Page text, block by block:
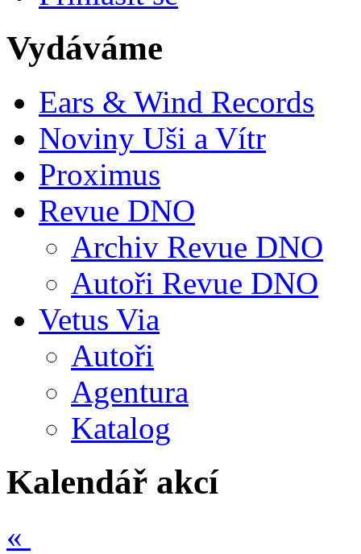
Vydáváme
Ears & Wind Records
Noviny Uši a Vítr
Proximus
Revue DNO
Archiv Revue DNO
Autoři Revue DNO
Vetus Via
Autoři
Agentura
Katalog
Kalendář akcí
«